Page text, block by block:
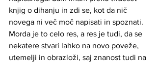
knjig o dihanju in zdi se, kot da nič
novega ni več moč napisati in spoznati.
Morda je to celo res, a res je tudi, da se
nekatere stvari lahko na novo poveže,
utemelji in obrazloži, saj znanost tudi na